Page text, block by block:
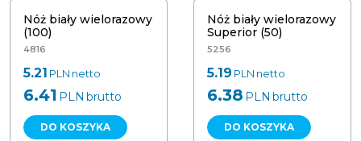
Nóż biały wielorazowy
(100)
4816
5.21 PLN netto
6.41 PLN brutto
DO KOSZYKA
Nóż biały wielorazowy
Superior (50)
5256
5.19 PLN netto
6.38 PLN brutto
DO KOSZYKA